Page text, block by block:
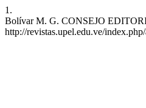
1.
Bolívar M. G. CONSEJO
http://revistas.upel.edu.ve/